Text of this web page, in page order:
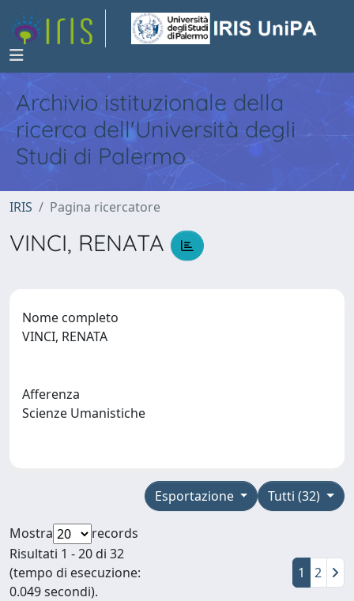
Archivio istituzionale della
ricerca dell'Università degli
Studi di Palermo
IRIS Pagina ricercatore
VINCI, RENATA
Nome completo
VINCI, RENATA
Afferenza
Scienze Umanistiche
Tutti (32)
Esportazione
Mostra
records
Risultati 1 - 20 di 32
(tempo di esecuzione:
0.049 secondi).
1 2